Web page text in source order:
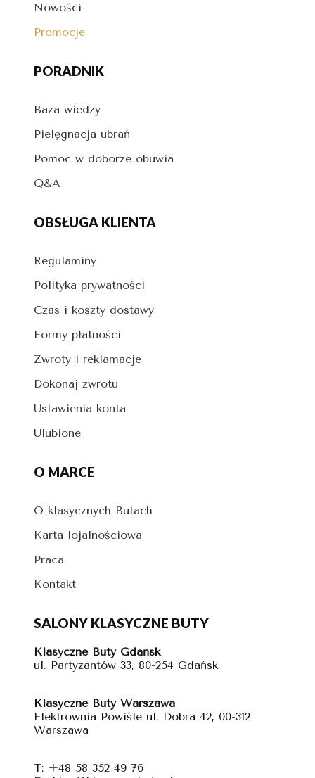
Nowości
Promocje
PORADNIK
Baza wiedzy
Pielęgnacja ubrań
Pomoc w doborze obuwia
Q&A
OBSŁUGA KLIENTA
Regulaminy
Polityka prywatności
Czas i koszty dostawy
Formy płatności
Zwroty i reklamacje
Dokonaj zwrotu
Ustawienia konta
Ulubione
O MARCE
O klasycznych Butach
Karta lojalnościowa
Praca
Kontakt
SALONY KLASYCZNE BUTY
Klasyczne Buty Gdańsk
ul. Partyzantów 33, 80-254 Gdańsk
Klasyczne Buty Warszawa
Elektrownia Powiśle ul. Dobra 42, 00-312
Warszawa
T: +48 58 352 49 76